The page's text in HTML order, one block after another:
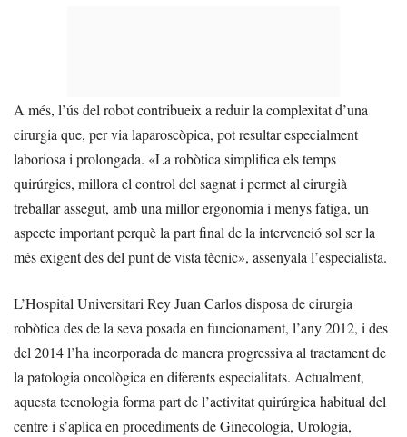
A més, l’ús del robot contribueix a reduir la complexitat d’una
cirurgia que, per via laparoscòpica, pot resultar especialment
laboriosa i prolongada. «La robòtica simplifica els temps
quirúrgics, millora el control del sagnat i permet al cirurgià
treballar assegut, amb una millor ergonomia i menys fatiga, un
aspecte important perquè la part final de la intervenció sol ser la
més exigent des del punt de vista tècnic», assenyala l’especialista.
L’Hospital Universitari Rey Juan Carlos disposa de cirurgia
robòtica des de la seva posada en funcionament, l’any 2012, i des
del 2014 l’ha incorporada de manera progressiva al tractament de
la patologia oncològica en diferents especialitats. Actualment,
aquesta tecnologia forma part de l’activitat quirúrgica habitual del
centre i s’aplica en procediments de Ginecologia, Urologia,